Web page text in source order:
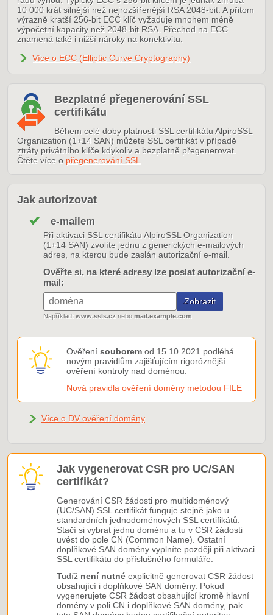
10 000 krát silnější než nejrozšířenější RSA 2048-bit. A přitom
výrazně kratší 256-bit ECC klíč vyžaduje mnohem méně
výpočetní kapacity než 2048-bit RSA. Přechod na ECC
znamená také i nižší nároky na konektivitu.
Více o ECC (Elliptic Curve Cryptography)
Bezplatné přegenerování SSL
certifikátu
Během celé doby platnosti SSL certifikátu AlpiroSSL
Organization (1+14 SAN) můžete SSL certifikát v případě
ztráty privátního klíče kdykoliv a bezplatně přegenerovat.
Čtěte více o přegenerování SSL
Jak autorizovat
e-mailem
Při aktivaci SSL certifikátu AlpiroSSL Organization
(1+14 SAN) zvolíte jednu z generických e-mailových
adres, na kterou bude zaslán autorizační e-mail.
Ověřte si, na které adresy lze poslat autorizační e-
mail:
Například: www.ssls.cz nebo mail.example.com
Ověření souborem od 15.10.2021 podléhá
novým pravidlům zajišťujícím rigoróznější
ověření kontroly nad doménou.
Nová pravidla ověření domény metodou FILE
Více o DV ověření domény
Jak vygenerovat CSR pro UC/SAN
certifikát?
Generování CSR žádosti pro multidoménový
(UC/SAN) SSL certifikát funguje stejně jako u
standardních jednodoménových SSL certifikátů.
Stačí si vybrat jednu doménu a tu v CSR žádosti
uvést do pole CN (Common Name). Ostatní
doplňkové SAN domény vyplníte později při aktivaci
SSL certifikátu do příslušného formuláře.
Tudíž není nutné explicitně generovat CSR žádost
obsahující i doplňkové SAN domény. Pokud
vygenerujete CSR žádost obsahující kromě hlavní
domény v poli CN i doplňkové SAN domény, pak